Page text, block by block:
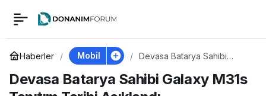
Haberler Mobil
Devasa Batarya Sahibi
Açıklandı
Devasa Batarya Sahibi Galaxy M31s
Devasa Batarya
Sahibi Galaxy M31s
Tanıtım Tarihi